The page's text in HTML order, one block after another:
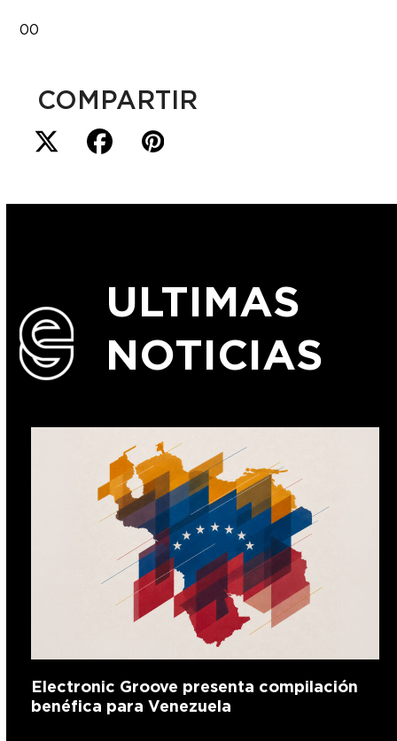
00
COMPARTIR
ULTIMAS
NOTICIAS
Electronic Groove presenta compilación
benéfica para Venezuela